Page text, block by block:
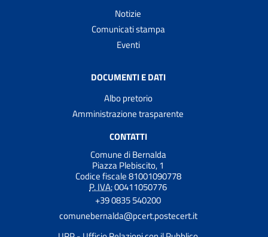
Notizie
Comunicati stampa
Eventi
DOCUMENTI E DATI
Albo pretorio
Amministrazione trasparente
CONTATTI
Comune di Bernalda
Piazza Plebiscito, 1
Codice fiscale 81001090778
P. IVA:00411050776
+39 0835 540200
comunebernalda@pcert.postecert.it